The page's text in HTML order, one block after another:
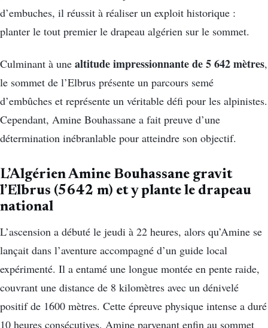
d’embuches, il réussit à réaliser un exploit historique :
planter le tout premier le drapeau algérien sur le sommet.
Culminant à une altitude impressionnante de 5 642 mètres,
le sommet de l’Elbrus présente un parcours semé
d’embûches et représente un véritable défi pour les alpinistes.
Cependant, Amine Bouhassane a fait preuve d’une
détermination inébranlable pour atteindre son objectif.
L’Algérien Amine Bouhassane gravit
l’Elbrus (5642 m) et y plante le drapeau
national
L’ascension a débuté le jeudi à 22 heures, alors qu’Amine se
lançait dans l’aventure accompagné d’un guide local
expérimenté. Il a entamé une longue montée en pente raide,
couvrant une distance de 8 kilomètres avec un dénivelé
positif de 1600 mètres. Cette épreuve physique intense a duré
10 heures consécutives, Amine parvenant enfin au sommet